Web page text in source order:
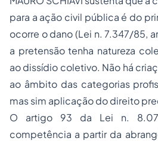
para a ação civil pública é do
ocorre o dano (Lei n. 7.347/85,
a pretensão tenha natureza
ao dissídio coletivo. Não há
ao âmbito das categorias
mas sim aplicação do direito
O artigo 93 da Lei n.
competência a partir da